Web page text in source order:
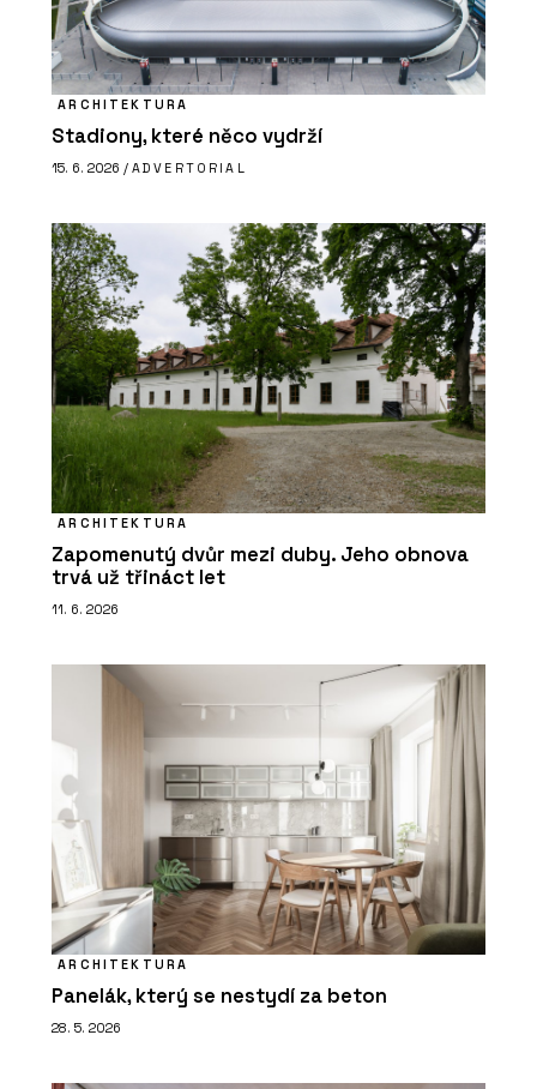
ARCHITEKTURA
Stadiony, které něco vydrží
15. 6. 2026 / ADVERTORIAL
ARCHITEKTURA
Zapomenutý dvůr mezi duby. Jeho obnova
trvá už třináct let
11. 6. 2026
ARCHITEKTURA
Panelák, který se nestydí za beton
28. 5. 2026